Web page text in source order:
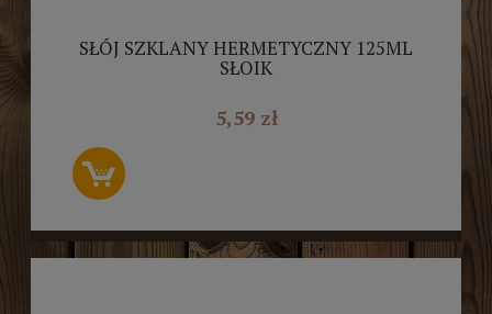
SŁÓJ SZKLANY HERMETYCZNY 125ML
SŁOIK
5,59 zł